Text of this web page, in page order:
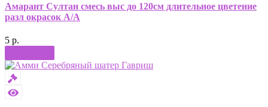
Амарант Султан смесь выс до 120см длительное цветение
разл окрасок А/А
5 р.